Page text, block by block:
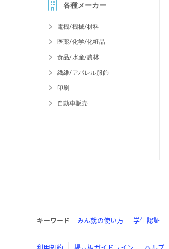
各種メーカー
電機/機械/材料
医薬/化学/化粧品
食品/水産/農林
繊維/アパレル服飾
印刷
自動車販売
キーワード みん就の使い方 学生認証